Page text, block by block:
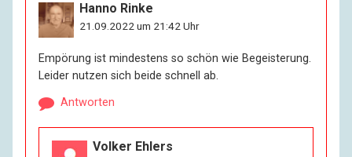
Hanno Rinke
21.09.2022 um 21:42 Uhr
Empörung ist mindestens so schön wie Begeisterung.
Leider nutzen sich beide schnell ab.
Antworten
Volker Ehlers